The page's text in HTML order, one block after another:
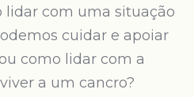
lidar com uma situação
cuidar e apoiar
como lidar com a
a um cancro?